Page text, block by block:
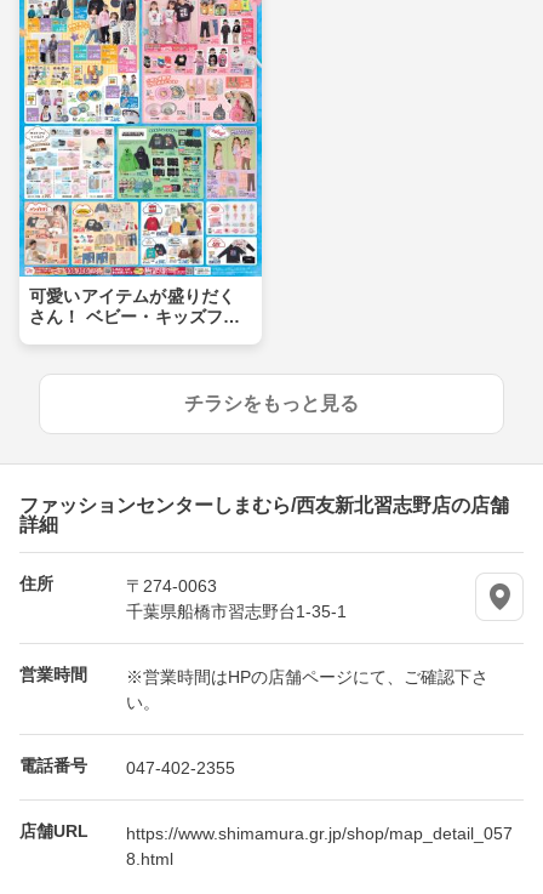
可愛いアイテムが盛りだく
さん！ ベビー・キッズフェ
チラシをもっと見る
ファッションセンターしまむら/西友新北習志野店の店舗
詳細
住所
〒274-0063
千葉県船橋市習志野台1-35-1
営業時間
※営業時間はHPの店舗ページにて、ご確認下さ
い。
電話番号 047-402-2355
店舗URL
https://www.shimamura.gr.jp/shop/map_detail_057
8.html